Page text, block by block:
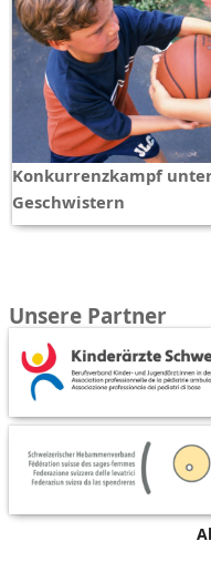
Konkurrenzkampf
Geschwistern
Unsere Partner